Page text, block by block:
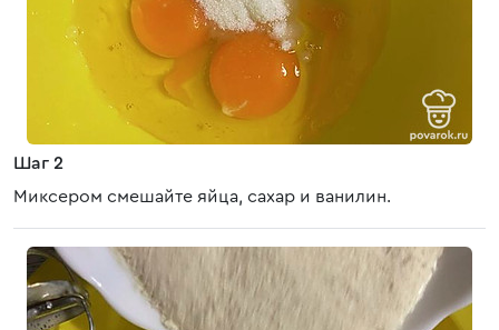
Шаг 2
Миксером смешайте яйца, сахар и ванилин.